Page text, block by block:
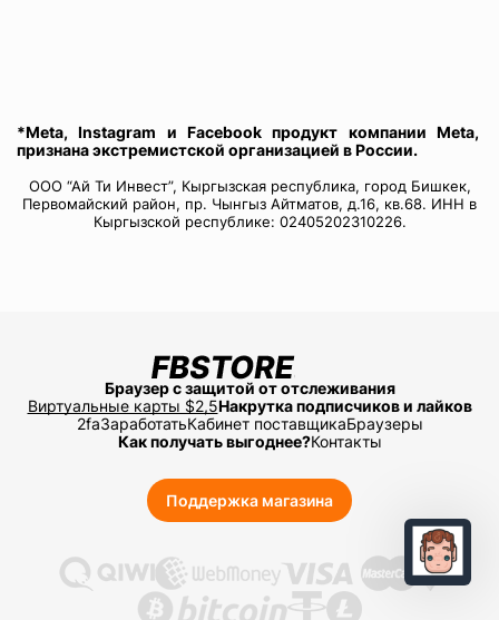
*Meta, Instagram и Facebook продукт компании Meta,
признана экстремистской организацией в России.
ООО “Ай Ти Инвест”, Кыргызская республика, город Бишкек,
Первомайский район, пр. Чынгыз Айтматов, д.16, кв.68. ИНН в
Кыргызской республике: 02405202310226.
Браузер с защитой от отслеживания
Виртуальные карты $2,5Накрутка подписчиков и лайков
2faЗаработатьКабинет поставщикаБраузеры
Как получать выгоднее?Контакты
Поддержка магазина